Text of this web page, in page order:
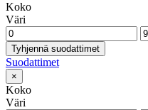
Koko
Väri
Tyhjennä suodattimet
Suodattimet
×
Koko
Väri